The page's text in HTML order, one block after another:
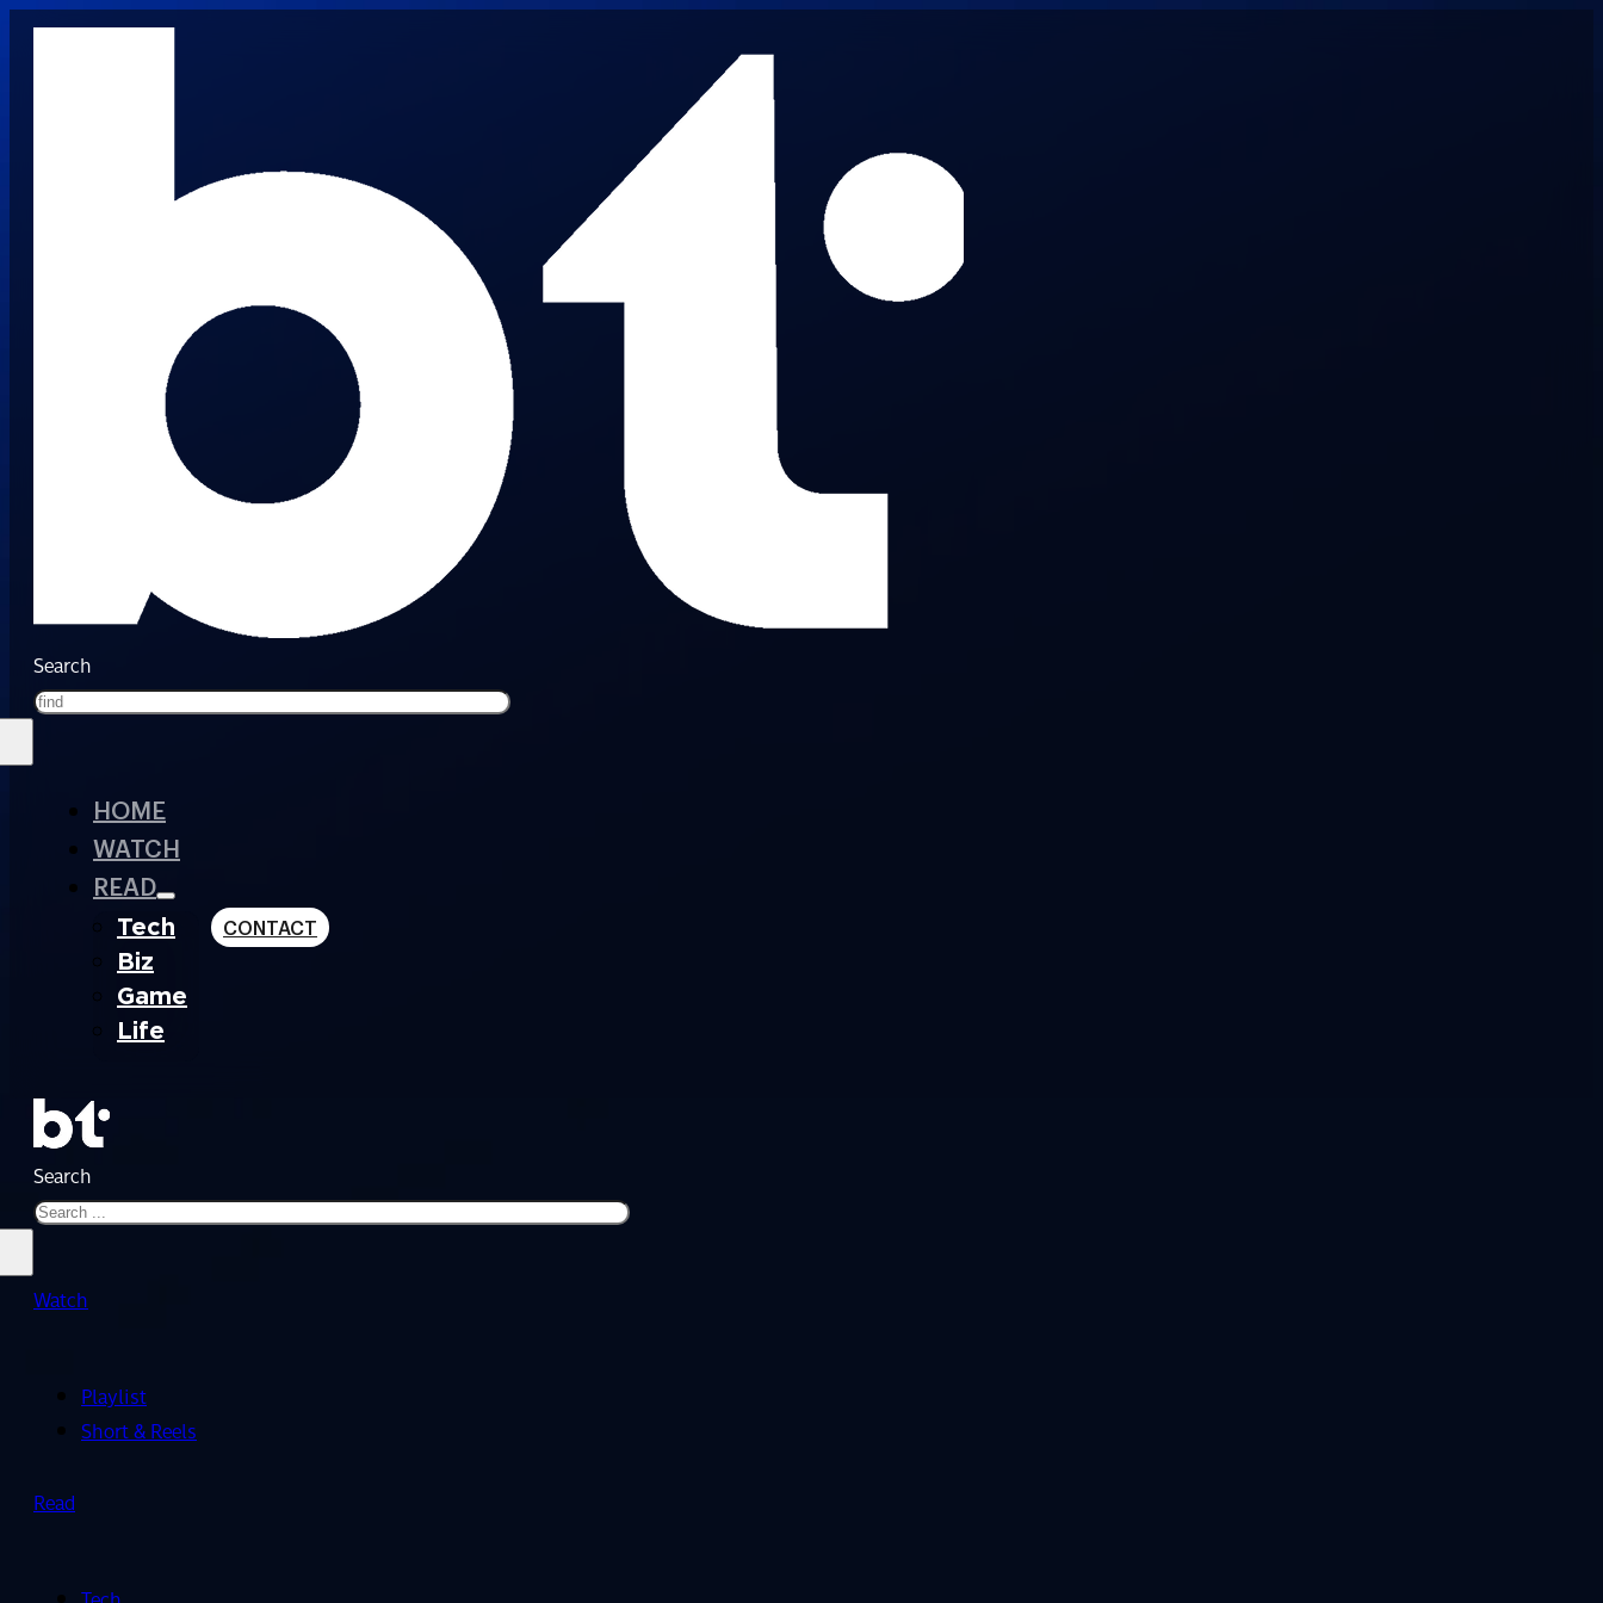
Search
HOME
WATCH
READ
Tech
Biz
Game
Life
CONTACT
Search
Watch
Playlist
Short & Reels
Read